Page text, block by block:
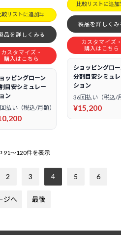
較リストに追加
品を詳しくみる
カスタマイズ・
購入はこちら
ッピングローン
目安シミュレー
ン
払い（税込/月額）
比較リストに追加
製品を詳しくみ
カスタマイズ
購入はこちら
ショッピングロ
分割目安シミュ
ション
36回払い（税込/
¥15,200
91～120件を表示
2 3 4 5 6
ジへ 最後